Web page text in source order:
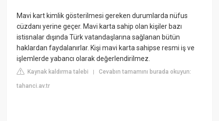
Mavi kart kimlik gösterilmesi gereken durumlarda nüfus
cüzdanı yerine geçer. Mavi karta sahip olan kişiler bazı
istisnalar dışında Türk vatandaşlarına sağlanan bütün
haklardan faydalanırlar. Kişi mavi karta sahipse resmi iş ve
işlemlerde yabancı olarak değerlendirilmez.
Kaynak kaldırma talebi |Cevabın tamamını burada okuyun:
tahanci.av.tr